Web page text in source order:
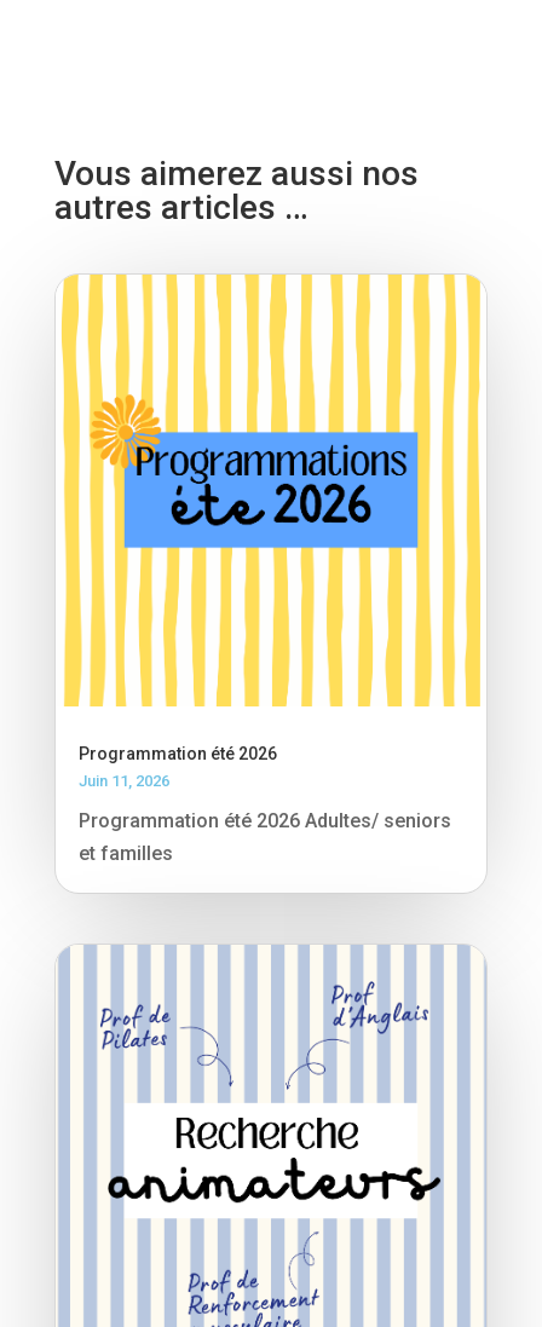
Vous aimerez aussi nos
autres articles …
Programmation été 2026
Juin 11, 2026
Programmation été 2026 Adultes/ seniors
et familles